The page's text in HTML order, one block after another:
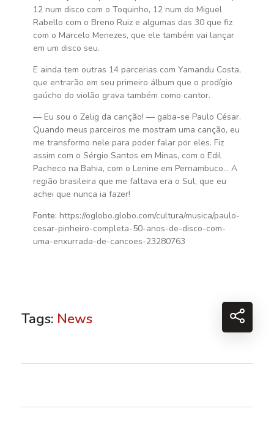
12 num disco com o Toquinho, 12 num do Miguel
Rabello com o Breno Ruiz e algumas das 30 que fiz
com o Marcelo Menezes, que ele também vai lançar
em um disco seu.
E ainda tem outras 14 parcerias com Yamandu Costa,
que entrarão em seu primeiro álbum que o prodígio
gaúcho do violão grava também como cantor.
— Eu sou o Zelig da canção! — gaba-se Paulo César.
Quando meus parceiros me mostram uma canção, eu
me transformo nele para poder falar por eles. Fiz
assim com o Sérgio Santos em Minas, com o Edil
Pacheco na Bahia, com o Lenine em Pernambuco… A
região brasileira que me faltava era o Sul, que eu
achei que nunca ia fazer!
Fonte: https://oglobo.globo.com/cultura/musica/paulo-
cesar-pinheiro-completa-50-anos-de-disco-com-
uma-enxurrada-de-cancoes-23280763
Tags: News